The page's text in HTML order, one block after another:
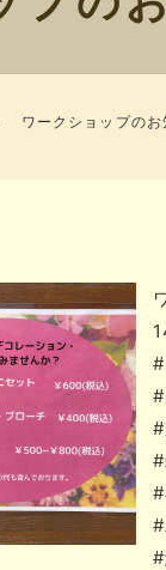
ワークショップの